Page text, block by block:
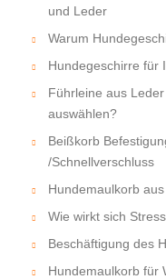
und Leder
Warum
Hundegeschirre für
Führleine aus
auswählen?
Beißkorb
/Schnellverschluss
Hundemaulkorb
Wie wirkt sich
Beschäftigung des
Hundemaulkorb für